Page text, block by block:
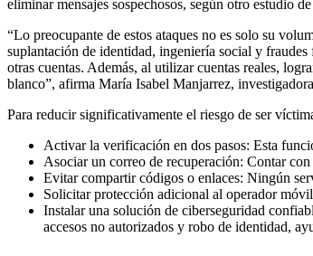
eliminar mensajes sospechosos, según otro estudio
“Lo preocupante de estos ataques no es solo su
suplantación de identidad, ingeniería social y
otras cuentas. Además, al utilizar cuentas reales,
blanco”, afirma María Isabel Manjarrez,
Para reducir significativamente el riesgo de ser
Activar la verificación en dos pasos: Esta
Asociar un correo de recuperación: Contar
Evitar compartir códigos o enlaces: Ningún
Solicitar protección adicional al operador
Instalar una solución de ciberseguridad
accesos no autorizados y robo de identidad,